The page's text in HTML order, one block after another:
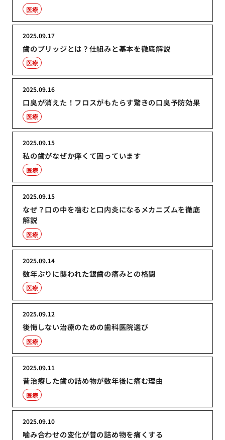
医療
歯のブリッジとは？仕組みと基本を徹底解説
2025.09.17
医療
口臭が消えた！フロスがもたらす驚きの口臭予防効果
2025.09.16
医療
私の歯がなぜか痒くて困っています
2025.09.15
医療
なぜ？口の中を噛むと口内炎になるメカニズムを徹底
解説
2025.09.15
医療
数年ぶりに襲われた銀歯の痛みとの格闘
2025.09.14
医療
後悔しない治療のための歯科医院選び
2025.09.12
医療
昔治療した歯の詰め物が数年後に痛む理由
2025.09.11
医療
噛み合わせの変化が昔の詰め物を痛くする
2025.09.10